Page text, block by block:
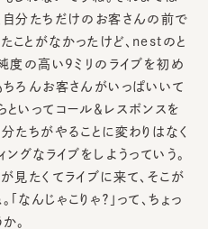
自分たちだけのお客さんの前で
ことがなかったけど、nestのと
度の高い9ミリのライブを初め
ちろんお客さんがいっぱいいて
といってコール＆レスポンスを
たちがやることに変わりはなく
ングなライブをしようっていう。
見たくてライブに来て、そこが
なんじゃこりゃ？」って、ちょっ
。